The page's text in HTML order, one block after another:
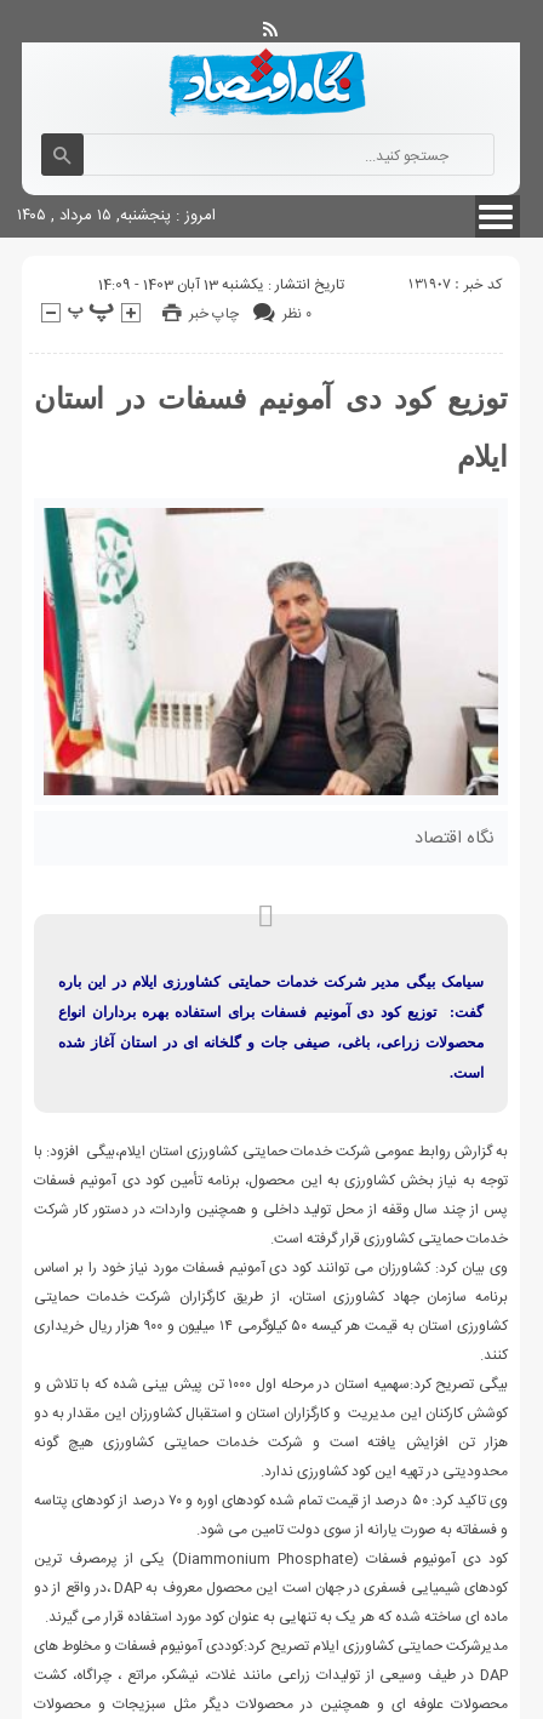
آگهی های دولتی چاپ
امروز : پنجشنبه, ۱۵ مرداد , ۱۴۰۵
کد خبر : 131907
تاریخ انتشار : یکشنبه 13 آبان 1403 - 14:09
چاپ خبر
۰ نظر
توزیع کود دی آمونیم فسفات در استان
ایلام
نگاه اقتصاد
سیامک بیگی مدیر شرکت خدمات حمایتی کشاورزی ایلام در این باره
گفت: توزیع کود دی آمونیم فسفات برای استفاده بهره برداران انواع
محصولات زراعی، باغی، صیفی جات و گلخانه ای در استان آغاز شده
است.
به گزارش روابط عمومی شرکت خدمات حمایتی کشاورزی استان ایلام،بیگی افزود: با
توجه به نیاز بخش کشاورزی به این محصول، برنامه تأمین کود دی آمونیم فسفات
پس از چند سال وقفه از محل تولید داخلی و همچنین واردات، در دستور کار شرکت
خدمات حمایتی کشاورزی قرار گرفته است.
وی بیان کرد: کشاورزان می توانند کود دی آمونیم فسفات مورد نیاز خود را بر اساس
برنامه سازمان جهاد کشاورزی استان، از طریق کارگزاران شرکت خدمات حمایتی
کشاورزی استان به قیمت هر کیسه ۵۰ کیلوگرمی ۱۴ میلیون و ۹۰۰ هزار ریال خریداری
کنند.
بیگی تصریح کرد:سهمیه استان در مرحله اول ۱۰۰۰ تن پیش بینی شده که با تلاش و
کوشش کارکنان این مدیریت و کارگزاران استان و استقبال کشاورزان این مقدار به دو
هزار تن افزایش یافته است و شرکت خدمات حمایتی کشاورزی هیچ گونه
محدودیتی در تهیه این کود کشاورزی ندارد.
وی تاکید کرد: ۵۰ درصد از قیمت تمام شده کودهای اوره و ۷۰ درصد از کودهای پتاسه
و فسفاته به صورت یارانه از سوی دولت تامین می شود.
کود دی آمونیوم فسفات (Diammonium Phosphate) یکی از پرمصرف ترین
کودهای شیمیایی فسفری در جهان است این محصول معروف به DAP ،در واقع از دو
ماده ای ساخته شده که هر یک به تنهایی به عنوان کود مورد استفاده قرار می گیرند.
مدیرشرکت حمایتی کشاورزی ایلام تصریح کرد:کوددی آمونیوم فسفات و مخلوط های
DAP در طیف وسیعی از تولیدات زراعی مانند غلات، نیشکر، مراتع ، چراگاه، کشت
محصولات علوفه ای و همچنین در محصولات دیگر مثل سبزیجات و محصولات